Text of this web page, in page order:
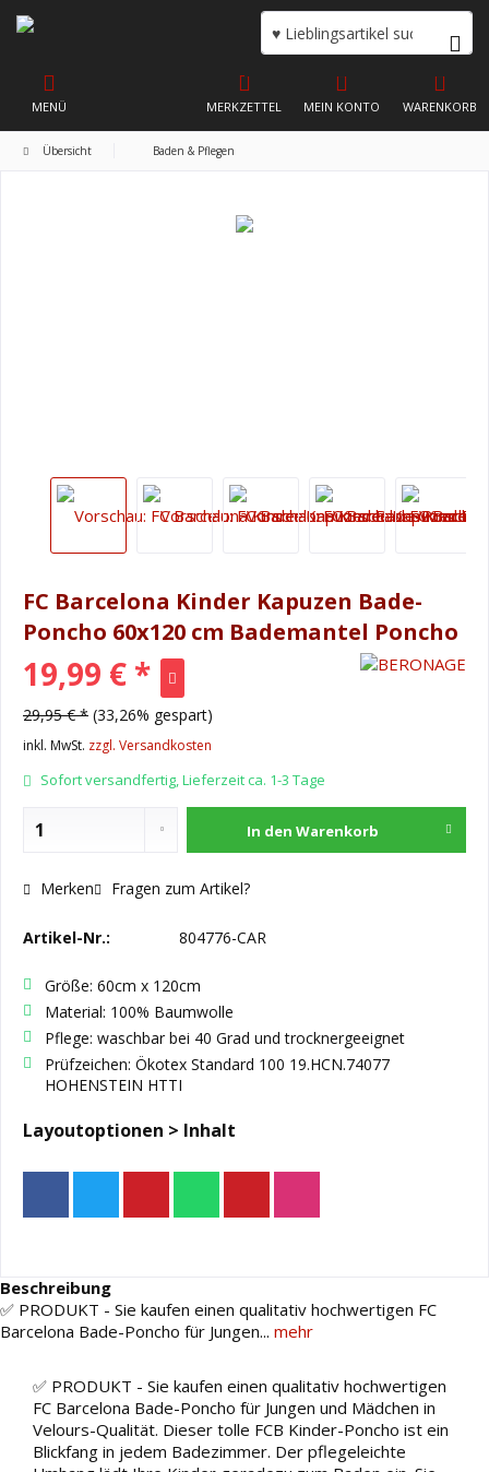
WARENKORB
MERKZETTEL MEIN KONTO
MENÜ
Übersicht Baden & Pflegen
FC Barcelona Kinder Kapuzen Bade-
Poncho 60x120 cm Bademantel Poncho
19,99 € *
29,95 € * (33,26% gespart)
inkl. MwSt. zzgl. Versandkosten
Sofort versandfertig, Lieferzeit ca. 1-3 Tage
In den Warenkorb
Merken Fragen zum Artikel?
Artikel-Nr.: 804776-CAR
Größe: 60cm x 120cm
Material: 100% Baumwolle
Pflege: waschbar bei 40 Grad und trocknergeeignet
Prüfzeichen: Ökotex Standard 100 19.HCN.74077
HOHENSTEIN HTTI
Layoutoptionen > Inhalt
Beschreibung
✅ PRODUKT - Sie kaufen einen qualitativ hochwertigen FC
Barcelona Bade-Poncho für Jungen... mehr
✅ PRODUKT - Sie kaufen einen qualitativ hochwertigen
FC Barcelona Bade-Poncho für Jungen und Mädchen in
Velours-Qualität. Dieser tolle FCB Kinder-Poncho ist ein
Blickfang in jedem Badezimmer. Der pflegeleichte